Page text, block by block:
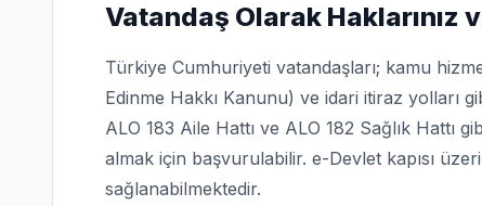
Vatandaş Olarak Haklarınız
Türkiye Cumhuriyeti vatandaşları; kamu
Edinme Hakkı Kanunu) ve idari itiraz yolları
ALO 183 Aile Hattı ve ALO 182 Sağlık Hattı
almak için başvurulabilir. e-Devlet kapısı
sağlanabilmektedir.